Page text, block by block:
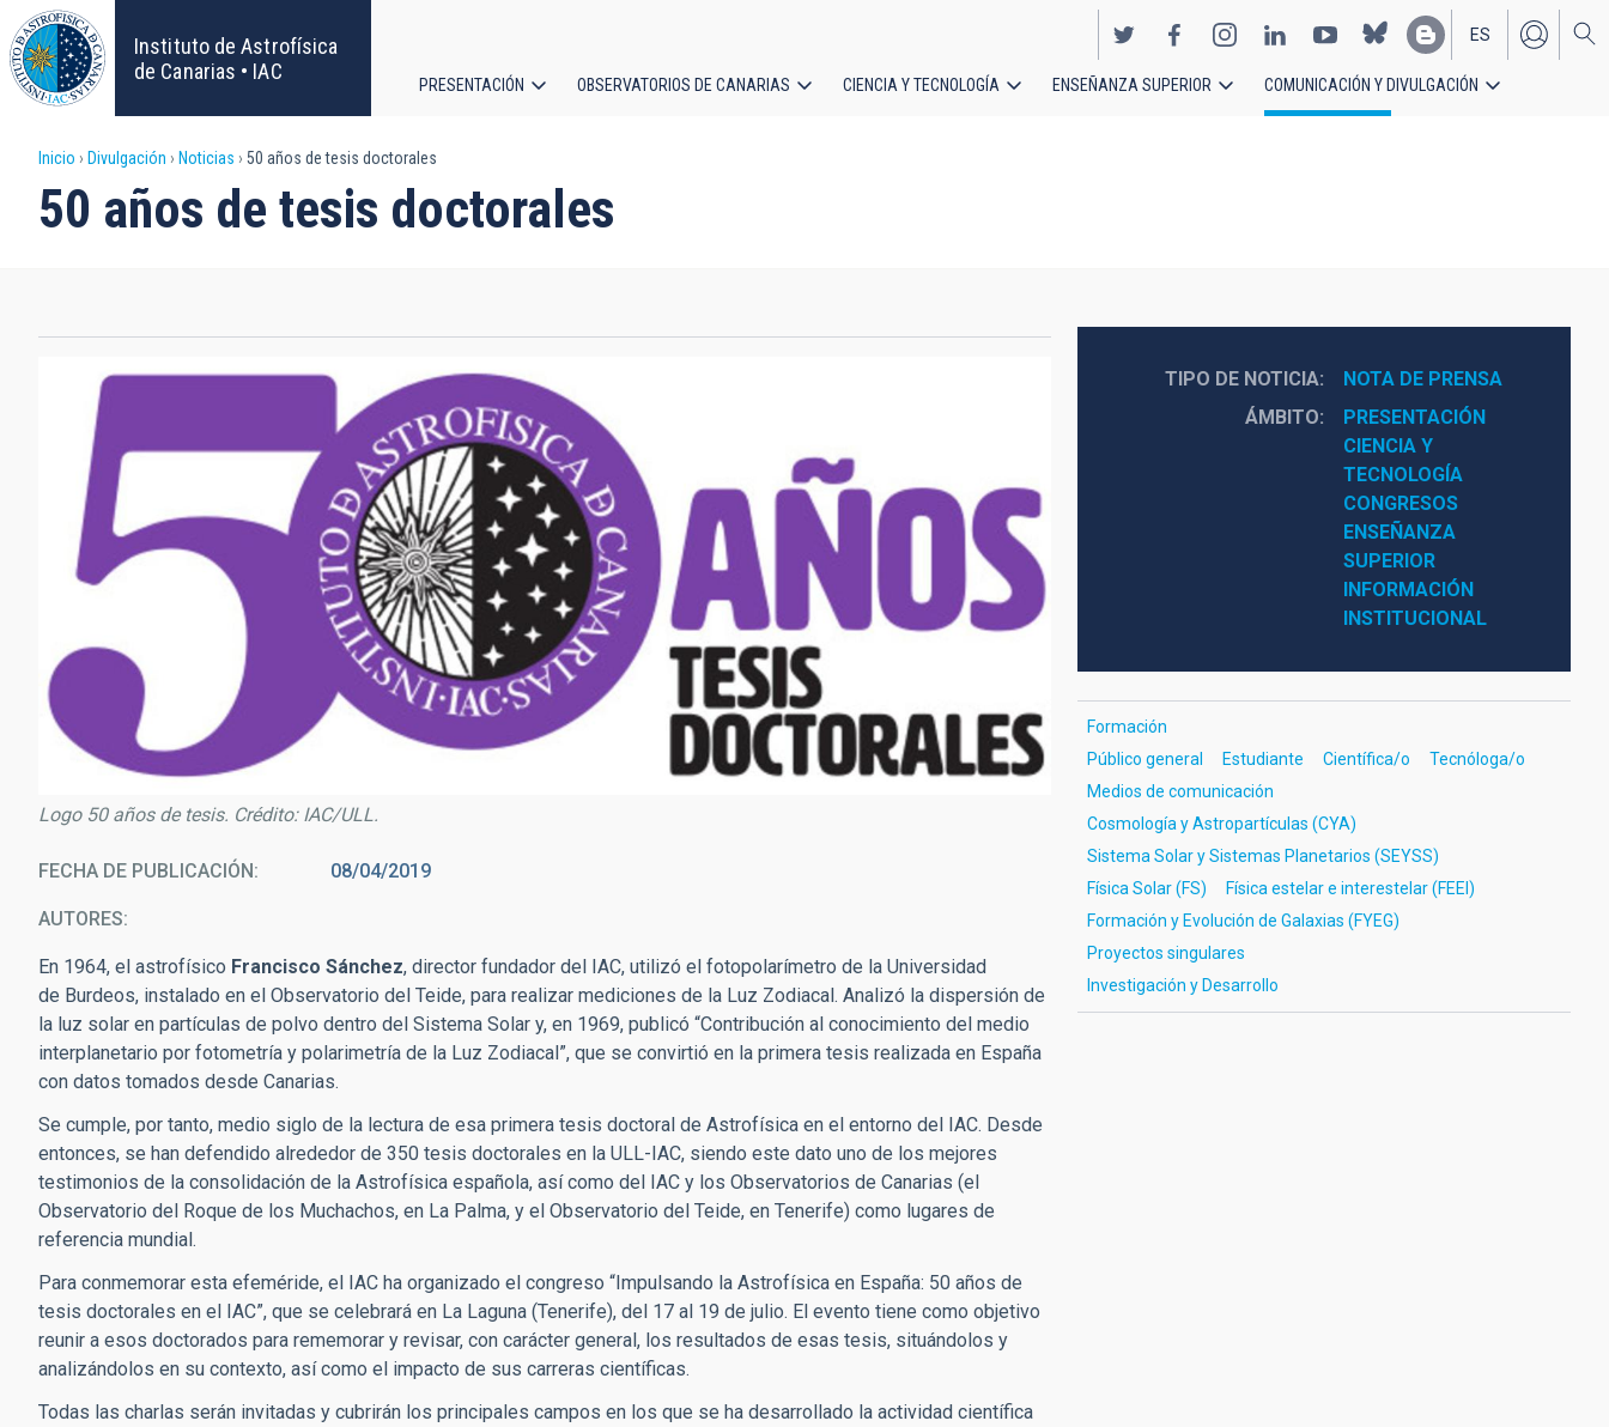
Pasar
al
contenido
principal
Instituto de Astrofísica
de Canarias • IAC
EN
ES
principal
PRESENTACIÓN OBSERVATORIOS DE CANARIAS CIENCIA Y TECNOLOGÍA ENSEÑANZA SUPERIOR COMUNICACIÓN Y DIVULGACIÓN
Sobrescribir
enlaces
ayuda
navegación
Inicio Divulgación Noticias 50 años de tesis doctorales
50 años de tesis doctorales
Logo 50 años de tesis. Crédito: IAC/ULL.
FECHA DE PUBLICACIÓN 08/04/2019
AUTORES
En 1964, el astrofísico Francisco Sánchez, director fundador del IAC, utilizó el fotopolarímetro de la Universidad
de Burdeos, instalado en el Observatorio del Teide, para realizar mediciones de la Luz Zodiacal. Analizó la dispersión de
la luz solar en partículas de polvo dentro del Sistema Solar y, en 1969, publicó “Contribución al conocimiento del medio
interplanetario por fotometría y polarimetría de la Luz Zodiacal”, que se convirtió en la primera tesis realizada en España
con datos tomados desde Canarias.
Se cumple, por tanto, medio siglo de la lectura de esa primera tesis doctoral de Astrofísica en el entorno del IAC. Desde
entonces, se han defendido alrededor de 350 tesis doctorales en la ULL-IAC, siendo este dato uno de los mejores
testimonios de la consolidación de la Astrofísica española, así como del IAC y los Observatorios de Canarias (el
Observatorio del Roque de los Muchachos, en La Palma, y el Observatorio del Teide, en Tenerife) como lugares de
referencia mundial.
Para conmemorar esta efeméride, el IAC ha organizado el congreso “Impulsando la Astrofísica en España: 50 años de
tesis doctorales en el IAC”, que se celebrará en La Laguna (Tenerife), del 17 al 19 de julio. El evento tiene como objetivo
reunir a esos doctorados para rememorar y revisar, con carácter general, los resultados de esas tesis, situándolos y
analizándolos en su contexto, así como el impacto de sus carreras científicas.
Todas las charlas serán invitadas y cubrirán los principales campos en los que se ha desarrollado la actividad científica
TIPO DE NOTICIA
NOTA DE PRENSA
ÁMBITO
PRESENTACIÓN
CIENCIA Y
TECNOLOGÍA
CONGRESOS
ENSEÑANZA
SUPERIOR
INFORMACIÓN
INSTITUCIONAL
Formación
Público general
Estudiante Científica/o
Tecnóloga/o
Medios de comunicación
Cosmología y Astropartículas (CYA)
Sistema Solar y Sistemas Planetarios (SEYSS)
Física Solar (FS)
Física estelar e interestelar (FEEI)
Formación y Evolución de Galaxias (FYEG)
Proyectos singulares
Investigación y Desarrollo